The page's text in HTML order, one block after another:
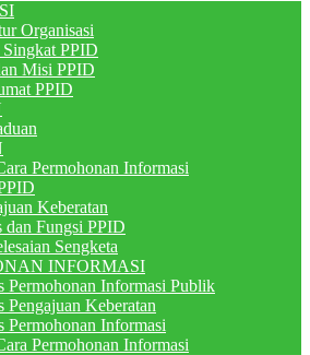
Organisasi
PPID
Misi PPID
PPID
Permohonan Informasi
Keberatan
dan Fungsi PPID
Sengketa
INFORMASI
Permohonan Informasi Publik
Pengajuan Keberatan
Permohonan Informasi
Permohonan Informasi